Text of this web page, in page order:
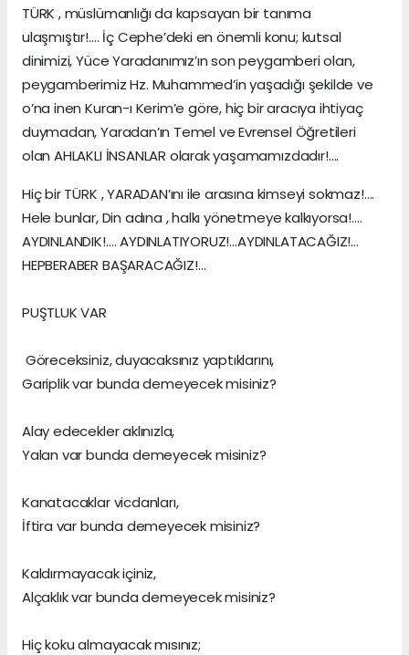
TÜRK , müslümanlığı da kapsayan bir tanıma
ulaşmıştır!…. İç Cephe’deki en önemli konu; kutsal
dinimizi, Yüce Yaradanımız’ın son peygamberi olan,
peygamberimiz Hz. Muhammed’in yaşadığı şekilde ve
o’na inen Kuran-ı Kerim’e göre, hiç bir aracıya ihtiyaç
duymadan, Yaradan’ın Temel ve Evrensel Öğretileri
olan AHLAKLI İNSANLAR olarak yaşamamızdadır!….
Hiç bir TÜRK , YARADAN’ını ile arasına kimseyi sokmaz!….
Hele bunlar, Din adına , halkı yönetmeye kalkıyorsa!….
AYDINLANDIK!…. AYDINLATIYORUZ!…AYDINLATACAĞIZ!…
HEPBERABER BAŞARACAĞIZ!…
PUŞTLUK VAR
Göreceksiniz, duyacaksınız yaptıklarını,
Gariplik var bunda demeyecek misiniz?
Alay edecekler aklınızla,
Yalan var bunda demeyecek misiniz?
Kanatacaklar vicdanları,
İftira var bunda demeyecek misiniz?
Kaldırmayacak içiniz,
Alçaklık var bunda demeyecek misiniz?
Hiç koku almayacak mısınız;